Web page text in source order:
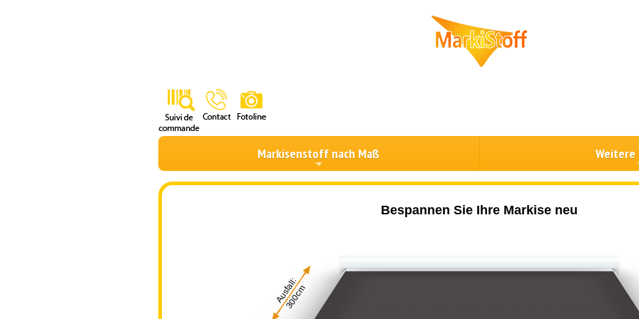
Markisenstoff nach Maß Weitere
Bespannen Sie Ihre Markise neu
Ausfall:
300cm